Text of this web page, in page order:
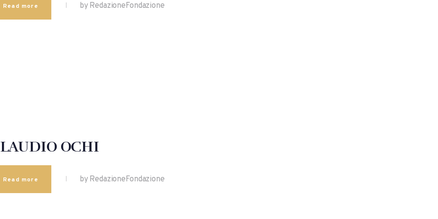
Read more by RedazioneFondazione
OCHI
Read more by RedazioneFondazione